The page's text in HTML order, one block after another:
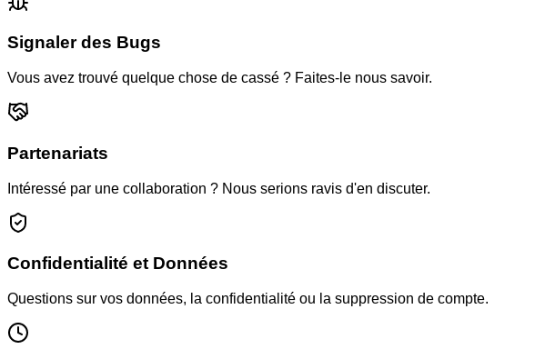
Signaler des Bugs
Vous avez trouvé quelque chose de cassé ? Faites-le nous savoir.
Partenariats
Intéressé par une collaboration ? Nous serions ravis d'en discuter.
Confidentialité et Données
Questions sur vos données, la confidentialité ou la suppression de compte.